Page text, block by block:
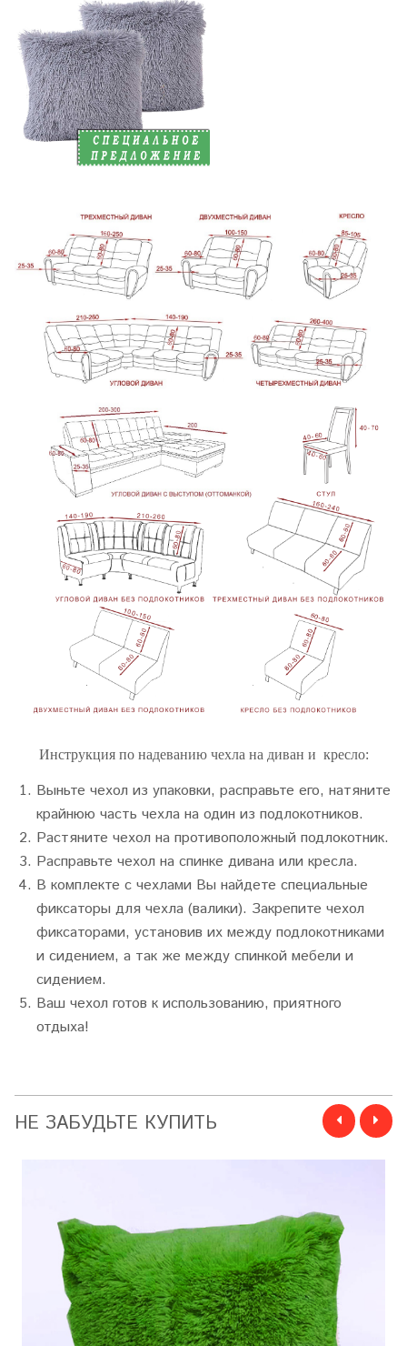
Инструкция по надеванию чехла на диван и кресло:
Выньте чехол из упаковки, расправьте его, натяните
крайнюю часть чехла на один из подлокотников.
Растяните чехол на противоположный подлокотник.
Расправьте чехол на спинке дивана или кресла.
В комплекте с чехлами Вы найдете специальные
фиксаторы для чехла (валики). Закрепите чехол
фиксаторами, установив их между подлокотниками
и сидением, а так же между спинкой мебели и
сидением.
Ваш чехол готов к использованию, приятного
отдыха!
НЕ ЗАБУДЬТЕ КУПИТЬ